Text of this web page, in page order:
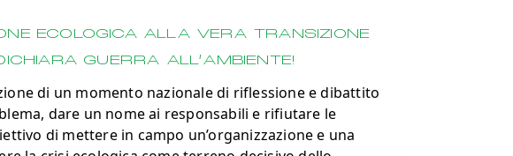
ECOLOGICA ALLA VERA TRANSIZIONE
GUERRA ALL’AMBIENTE!
di un momento nazionale di riflessione e dibattito
dare un nome ai responsabili e rifiutare le
di mettere in campo un’organizzazione e una